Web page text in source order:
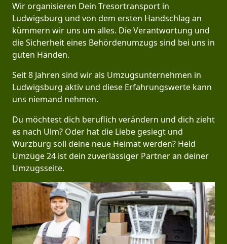
Wir organisieren Dein Tresortransport in
Ludwigsburg und von dem ersten Handschlag an
kümmern wir uns um alles. Die Verantwortung und
die Sicherheit eines Behördenumzugs sind bei uns in
guten Händen.
Seit 8 Jahren sind wir als Umzugsunternehmen in
Ludwigsburg aktiv und diese Erfahrungswerte kann
uns niemand nehmen.
Du möchtest dich beruflich verändern und dich zieht
es nach Ulm? Oder hat die Liebe gesiegt und
Würzburg soll deine neue Heimat werden? Held
Umzüge 24 ist dein zuverlässiger Partner an deiner
Umzugsseite.